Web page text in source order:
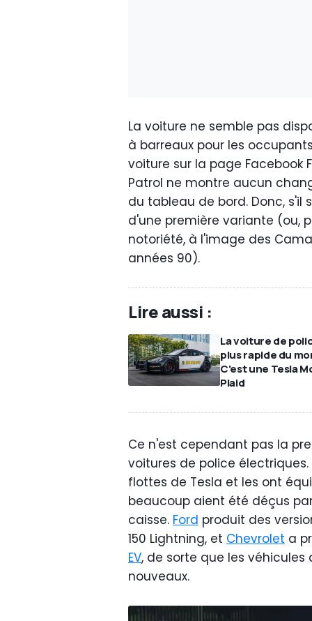
La voiture ne semble pas
à barreaux pour les
voiture sur la page Facebook
Patrol ne montre aucun
du tableau de bord. Donc, s'il
d'une première variante (ou,
notoriété, à l'image des
années 90).
Lire aussi :
La voiture de
plus rapide du
C'est une Tesla
Plaid
Ce n'est cependant pas la
voitures de police
flottes de Tesla et les ont
beaucoup aient été déçus
caisse. Ford produit des
150 Lightning, et Chevrolet a
EV, de sorte que les
nouveaux.